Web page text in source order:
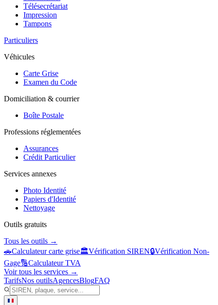
Télésecrétariat
Impression
Tampons
Particuliers
Véhicules
Carte Grise
Examen du Code
Domiciliation & courrier
Boîte Postale
Professions réglementées
Assurances
Crédit Particulier
Services annexes
Photo Identité
Papiers d'Identité
Nettoyage
Outils gratuits
Tous les outils →
🚗Calculateur carte grise🏛️Vérification SIREN🔒Vérification Non-
Gage🔢Calculateur TVA
Voir tous les services →
TarifsNos outilsAgencesBlogFAQ